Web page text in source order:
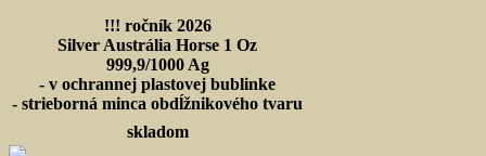
!!! ročník 2026
Silver Austrália Horse 1 Oz
999,9/1000 Ag
- v ochrannej plastovej bublinke
- strieborná minca obdĺžnikového tvaru
skladom